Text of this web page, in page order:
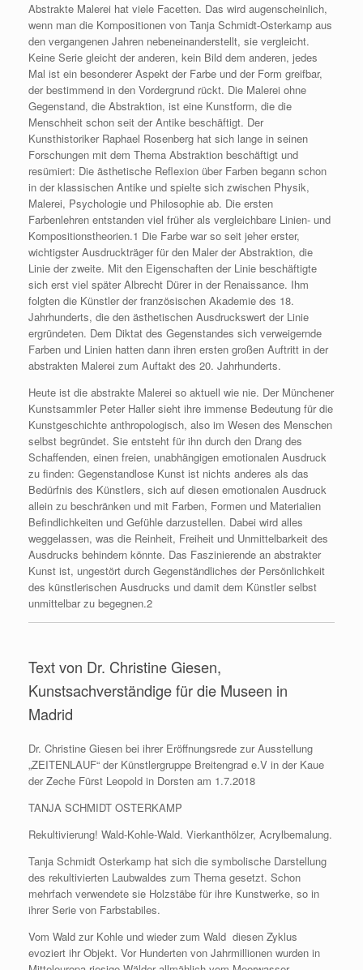
Abstrakte Malerei hat viele Facetten. Das wird augenscheinlich,
wenn man die Kompositionen von Tanja Schmidt-Osterkamp aus
den vergangenen Jahren nebeneinanderstellt, sie vergleicht.
Keine Serie gleicht der anderen, kein Bild dem anderen, jedes
Mal ist ein besonderer Aspekt der Farbe und der Form greifbar,
der bestimmend in den Vordergrund rückt. Die Malerei ohne
Gegenstand, die Abstraktion, ist eine Kunstform, die die
Menschheit schon seit der Antike beschäftigt. Der
Kunsthistoriker Raphael Rosenberg hat sich lange in seinen
Forschungen mit dem Thema Abstraktion beschäftigt und
resümiert: Die ästhetische Reflexion über Farben begann schon
in der klassischen Antike und spielte sich zwischen Physik,
Malerei, Psychologie und Philosophie ab. Die ersten
Farbenlehren entstanden viel früher als vergleichbare Linien- und
Kompositionstheorien.1 Die Farbe war so seit jeher erster,
wichtigster Ausdruckträger für den Maler der Abstraktion, die
Linie der zweite. Mit den Eigenschaften der Linie beschäftigte
sich erst viel später Albrecht Dürer in der Renaissance. Ihm
folgten die Künstler der französischen Akademie des 18.
Jahrhunderts, die den ästhetischen Ausdruckswert der Linie
ergründeten. Dem Diktat des Gegenstandes sich verweigernde
Farben und Linien hatten dann ihren ersten großen Auftritt in der
abstrakten Malerei zum Auftakt des 20. Jahrhunderts.
Heute ist die abstrakte Malerei so aktuell wie nie. Der Münchener
Kunstsammler Peter Haller sieht ihre immense Bedeutung für die
Kunstgeschichte anthropologisch, also im Wesen des Menschen
selbst begründet. Sie entsteht für ihn durch den Drang des
Schaffenden, einen freien, unabhängigen emotionalen Ausdruck
zu finden: Gegenstandlose Kunst ist nichts anderes als das
Bedürfnis des Künstlers, sich auf diesen emotionalen Ausdruck
allein zu beschränken und mit Farben, Formen und Materialien
Befindlichkeiten und Gefühle darzustellen. Dabei wird alles
weggelassen, was die Reinheit, Freiheit und Unmittelbarkeit des
Ausdrucks behindern könnte. Das Faszinierende an abstrakter
Kunst ist, ungestört durch Gegenständliches der Persönlichkeit
des künstlerischen Ausdrucks und damit dem Künstler selbst
unmittelbar zu begegnen.2
Text von Dr. Christine Giesen,
Kunstsachverständige für die Museen in
Madrid
Dr. Christine Giesen bei ihrer Eröffnungsrede zur Ausstellung
„ZEITENLAUF“ der Künstlergruppe Breitengrad e.V in der Kaue
der Zeche Fürst Leopold in Dorsten am 1.7.2018
TANJA SCHMIDT OSTERKAMP
Rekultivierung! Wald-Kohle-Wald. Vierkanthölzer, Acrylbemalung.
Tanja Schmidt Osterkamp hat sich die symbolische Darstellung
des rekultivierten Laubwaldes zum Thema gesetzt. Schon
mehrfach verwendete sie Holzstäbe für ihre Kunstwerke, so in
ihrer Serie von Farbstabiles.
Vom Wald zur Kohle und wieder zum Wald  diesen Zyklus
evoziert ihr Objekt. Vor Hunderten von Jahrmillionen wurden in